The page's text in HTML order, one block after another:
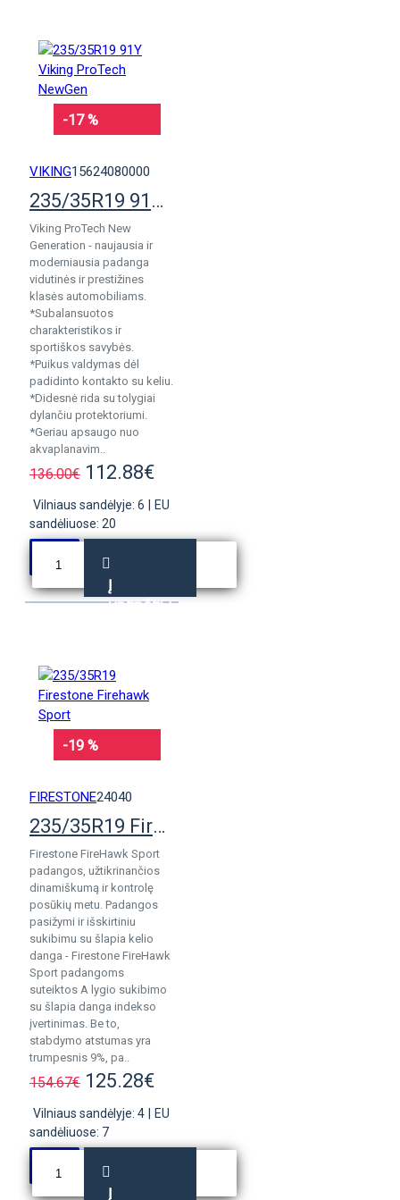
-17 %
VIKING15624080000
235/35R19 91Y Viking ProTech NewGen
Viking ProTech New
Generation - naujausia ir
moderniausia padanga
vidutinės ir prestižines
klasės automobiliams.
*Subalansuotos
charakteristikos ir
sportiškos savybės.
*Puikus valdymas dėl
padidinto kontakto su keliu.
*Didesnė rida su tolygiai
dylančiu protektoriumi.
*Geriau apsaugo nuo
akvaplanavim..
136.00€ 112.88€
Vilniaus sandėlyje: 6
EU
sandėliuose: 20
Į
KREPŠELĮ
-19 %
FIRESTONE24040
235/35R19 Firestone Firehawk Sport
Firestone FireHawk Sport
padangos, užtikrinančios
dinamiškumą ir kontrolę
posūkių metu. Padangos
pasižymi ir išskirtiniu
sukibimu su šlapia kelio
danga - Firestone FireHawk
Sport padangoms
suteiktos A lygio sukibimo
su šlapia danga indekso
įvertinimas. Be to,
stabdymo atstumas yra
trumpesnis 9%, pa..
154.67€ 125.28€
Vilniaus sandėlyje: 4
EU
sandėliuose: 7
Į